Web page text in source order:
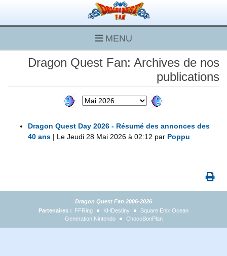
MENU
Dragon Quest Fan: Archives de nos
publications
Dragon Quest Day 2026 - Résumé des annonces des
40 ans | Le Jeudi 28 Mai 2026 à 02:12 par Poppu
Dragon Quest Fan 2006-2026
Partenaires : FFRing KHDestiny
Square Enix Ocean
Generation Nintendo
ChocoBonPlan